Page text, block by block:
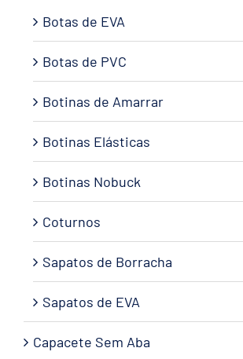
Botas de EVA
Botas de PVC
Botinas de Amarrar
Botinas Elásticas
Botinas Nobuck
Coturnos
Sapatos de Borracha
Sapatos de EVA
Capacete Sem Aba